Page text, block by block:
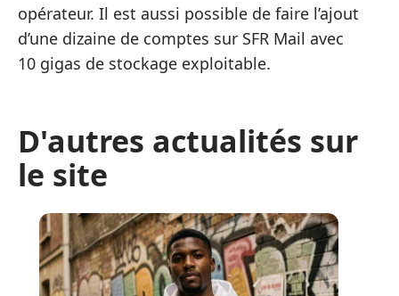
opérateur. Il est aussi possible de faire l’ajout
d’une dizaine de comptes sur SFR Mail avec
10 gigas de stockage exploitable.
D'autres actualités sur
le site